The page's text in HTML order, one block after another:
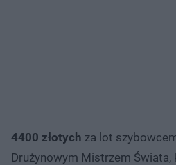
4400 złotych za lot
Drużynowym Mistrzem